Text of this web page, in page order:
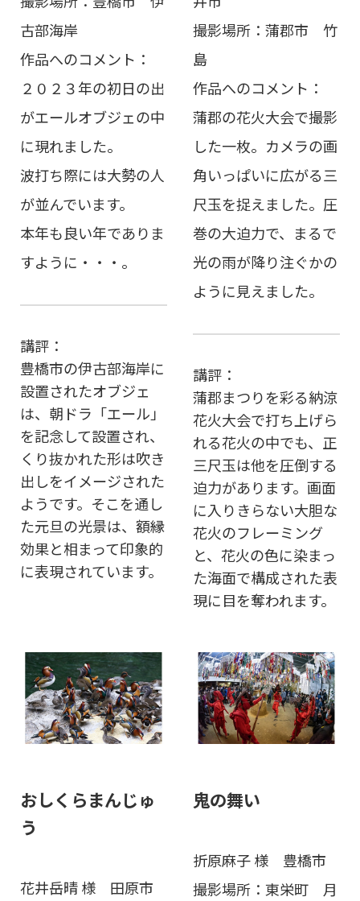
古部海岸
作品へのコメント：
２０２３年の初日の出
がエールオブジェの中
に現れました。
波打ち際には大勢の人
が並んでいます。
本年も良い年でありま
すように・・・。
講評：
豊橋市の伊古部海岸に
設置されたオブジェ
は、朝ドラ「エール」
を記念して設置され、
くり抜かれた形は吹き
出しをイメージされた
ようです。そこを通し
た元旦の光景は、額縁
効果と相まって印象的
に表現されています。
撮影場所：蒲郡市 竹
島
作品へのコメント：
蒲郡の花火大会で撮影
した一枚。カメラの画
角いっぱいに広がる三
尺玉を捉えました。圧
巻の大迫力で、まるで
光の雨が降り注ぐかの
ように見えました。
講評：
蒲郡まつりを彩る納涼
花火大会で打ち上げら
れる花火の中でも、正
三尺玉は他を圧倒する
迫力があります。画面
に入りきらない大胆な
花火のフレーミング
と、花火の色に染まっ
た海面で構成された表
現に目を奪われます。
おしくらまんじゅ
う
花井岳晴 様 田原市
鬼の舞い
折原麻子 様 豊橋市
撮影場所：東栄町 月